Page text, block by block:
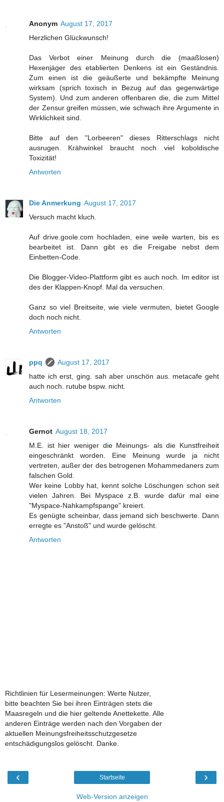
Anonym August 17, 2017
Herzlichen Glückwunsch!
Das Verbot einer Meinung durch die (maaßlosen)
Hexenjäger des etablierten Denkens ist ein Geständnis.
Zum einen ist die geäußerte und bekämpfte Meinung
wirksam (sprich toxisch in Bezug auf das gegenwärtige
System). Und zum anderen offenbaren die, die zum Mittel
der Zensur greifen müssen, wie schwach ihre Argumente in
Wirklichkeit sind.
Bitte auf den "Lorbeeren" dieses Ritterschlags nicht
ausrugen. Krähwinkel braucht noch viel koboldische
Toxizität!
Antworten
Die Anmerkung August 17, 2017
Versuch macht kluch.
Auf drive.goole.com hochladen, eine weile warten, bis es
bearbeitet ist. Dann gibt es die Freigabe nebst dem
Einbetten-Code.
Die Blogger-Video-Plattform gibt es auch noch. Im editor ist
des der Klappen-Knopf. Mal da versuchen.
Ganz so viel Breitseite, wie viele vermuten, bietet Google
doch noch nicht.
Antworten
ppq
August 17, 2017
hatte ich erst, ging. sah aber unschön aus. metacafe geht
auch noch. rutube bspw. nicht.
Antworten
Gernot August 18, 2017
M.E. ist hier weniger die Meinungs- als die Kunstfreiheit
eingeschränkt worden. Eine Meinung wurde ja nicht
vertreten, außer der des betrogenen Mohammedaners zum
falschen Gold.
Wer keine Lobby hat, kennt solche Löschungen schon seit
vielen Jahren. Bei Myspace z.B. wurde dafür mal eine
"Myspace-Nahkampfspange" kreiert.
Es genügte scheinbar, dass jemand sich beschwerte. Dann
erregte es "Anstoß" und wurde gelöscht.
Antworten
Richtlinien für Lesermeinungen: Werte Nutzer,
bitte beachten Sie bei ihren Einträgen stets die
Maasregeln und die hier geltende Anettekette. Alle
anderen Einträge werden nach den Vorgaben der
aktuellen Meinungsfreiheitsschutzgesetze
entschädigungslos gelöscht. Danke.
‹ ›
Startseite
Web-Version anzeigen